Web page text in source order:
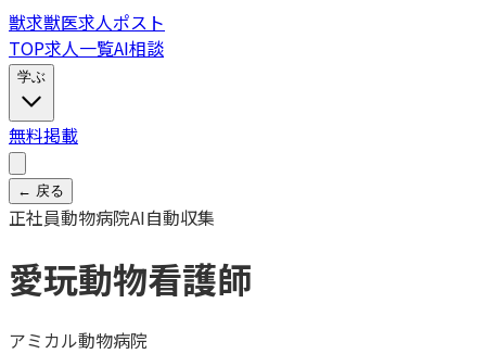
獣求獣医求人ポスト
TOP求人一覧AI相談
学ぶ
無料掲載
← 戻る
正社員動物病院AI自動収集
愛玩動物看護師
アミカル動物病院